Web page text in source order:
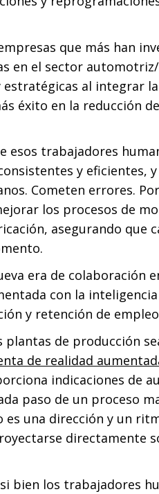
que más han
en el sector
estratégicas al integrar
éxito en la reducción
esos trabajadores
y eficientes,
Cometen errores.
los procesos de
asegurando que
era de colaboración
con la
y retención de
plantas de producción
de realidad
indicaciones de
paso de un proceso
es una dirección y un
directamente
bien los trabajadores